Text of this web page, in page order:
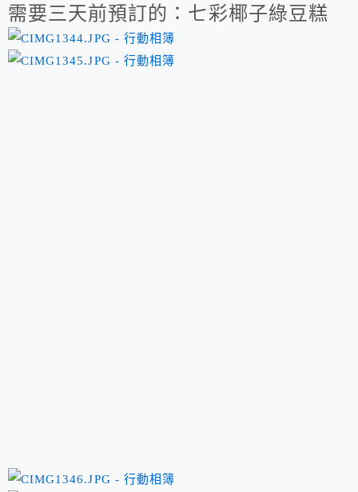
需要三天前預訂的：七彩椰子綠豆糕